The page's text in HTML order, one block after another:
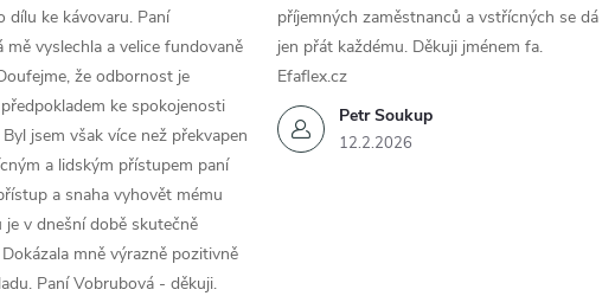
dílu ke kávovaru. Paní
mě vyslechla a velice fundovaně
že odbornost je
ke spokojenosti
jsem však více než překvapen
a lidským přístupem paní
a snaha vyhovět mému
je v dnešní době skutečně
mně výrazně pozitivně
Paní Vobrubová - děkuji.
Petr Soukup
12.2.2026
příjemných zaměstnanců a vstřícných se dá
jen přát každému. Děkuji jménem fa.
Efaflex.cz